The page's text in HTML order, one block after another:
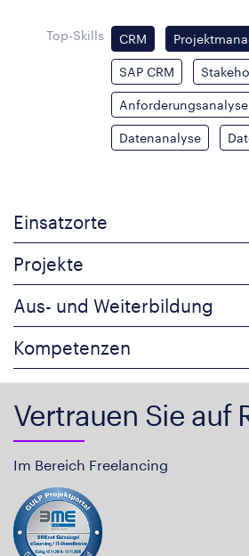
Top-Skills CRM
SAP CRM
Anforderungsanalyse
Datenanalyse
Einsatzorte
Projekte
Aus- und Weiterbildung
Kompetenzen
Vertrauen Sie auf
Im Bereich Freelancing